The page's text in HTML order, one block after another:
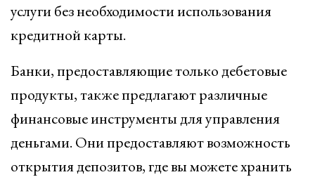
услуги без необходимости использования
кредитной карты.
Банки, предоставляющие только дебетовые
продукты, также предлагают различные
финансовые инструменты для управления
деньгами. Они предоставляют возможность
открытия депозитов, где вы можете хранить